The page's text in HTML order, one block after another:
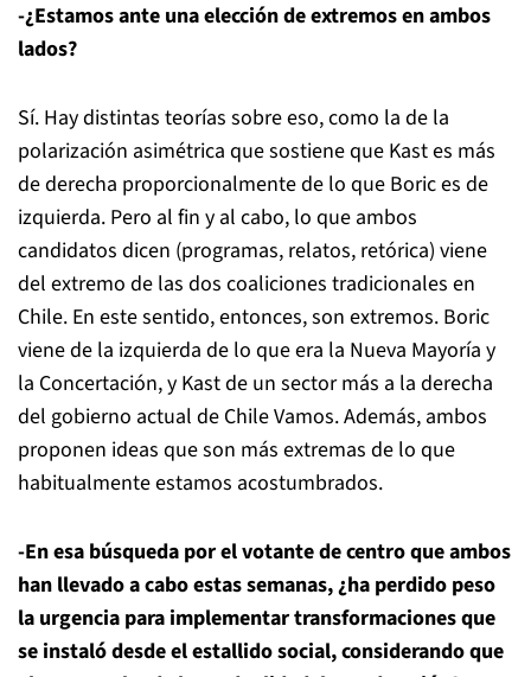
-¿Estamos ante una elección de extremos en ambos
lados?
Sí. Hay distintas teorías sobre eso, como la de la
polarización asimétrica que sostiene que Kast es más
de derecha proporcionalmente de lo que Boric es de
izquierda. Pero al fin y al cabo, lo que ambos
candidatos dicen (programas, relatos, retórica) viene
del extremo de las dos coaliciones tradicionales en
Chile. En este sentido, entonces, son extremos. Boric
viene de la izquierda de lo que era la Nueva Mayoría y
la Concertación, y Kast de un sector más a la derecha
del gobierno actual de Chile Vamos. Además, ambos
proponen ideas que son más extremas de lo que
habitualmente estamos acostumbrados.
-En esa búsqueda por el votante de centro que ambos
han llevado a cabo estas semanas, ¿ha perdido peso
la urgencia para implementar transformaciones que
se instaló desde el estallido social, considerando que